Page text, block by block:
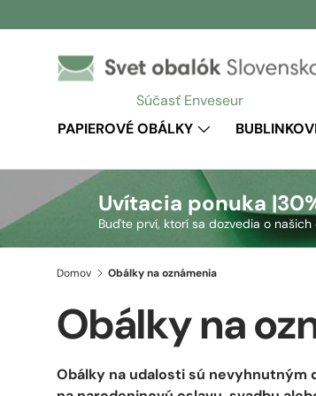
Prejsť na obsah
Súčasť Enveseur
PAPIEROVÉ OBÁLKY
Uvítacia ponuka |
Buďte prví, ktorí sa dozvedia o
Domov Obálky na oznámenia
Obálky na
Obálky na udalosti sú